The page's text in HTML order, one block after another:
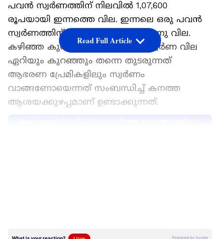
പവൻ സ്വർണത്തിന് നിലവിൽ 1,07,600
രൂപയായി ഇന്നത്തെ വില. ഇന്നലെ ഒരു പവൻ
സ്വർണത്തിന് 1,07,800 രൂപയായിരുന്നു വില.
കഴിഞ്ഞ കുറച്ചു ദിവസങ്ങളായി സ്വർണ വില
ഏറിയും കുറഞ്ഞും തന്നെ തുടരുന്നത്
ആഭരണ പ്രേമികളിലും സ്വർണം
വാങ്ങണോയെന്നത് സംബന്ധിച്ച് കനത്ത
ആശയക്കുഴപ്പമാണ് ഉണ്ടാക്കുന്നത്.
ജൂലൈ 3- 1,07,800 രൂപ
Read Full Article